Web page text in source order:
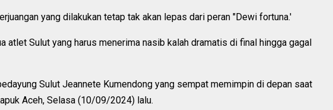
yang dilakukan tetap tak akan lepas dari peran "Dewi fortuna.'
atlet Sulut yang harus menerima nasib kalah dramatis di final hingga gagal
Sulut Jeannete Kumendong yang sempat memimpin di depan saat
Aceh, Selasa (10/09/2024) lalu.